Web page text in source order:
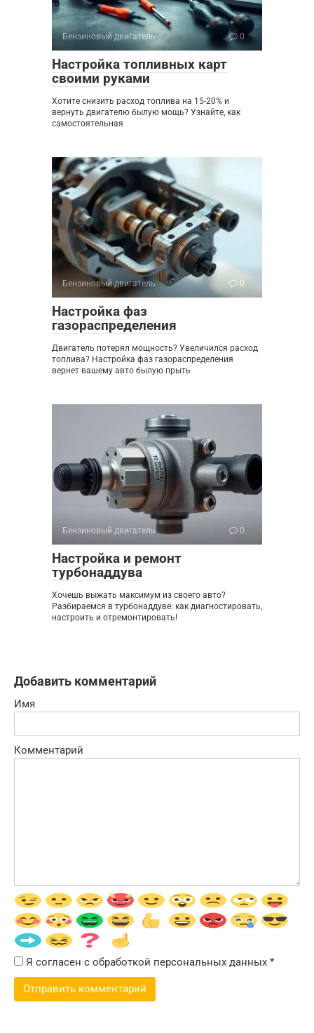
Бензиновый двигатель 0
Настройка топливных карт
своими руками
Хотите снизить расход топлива на 15-20% и
вернуть двигателю былую мощь? Узнайте, как
самостоятельная
Бензиновый двигатель 0
Настройка фаз
газораспределения
Двигатель потерял мощность? Увеличился расход
топлива? Настройка фаз газораспределения
вернет вашему авто былую прыть
Бензиновый двигатель 0
Настройка и ремонт
турбонаддува
Хочешь выжать максимум из своего авто?
Разбираемся в турбонаддуве: как диагностировать,
настроить и отремонтировать!
Добавить комментарий
Имя
Комментарий
Я согласен с обработкой персональных данных *